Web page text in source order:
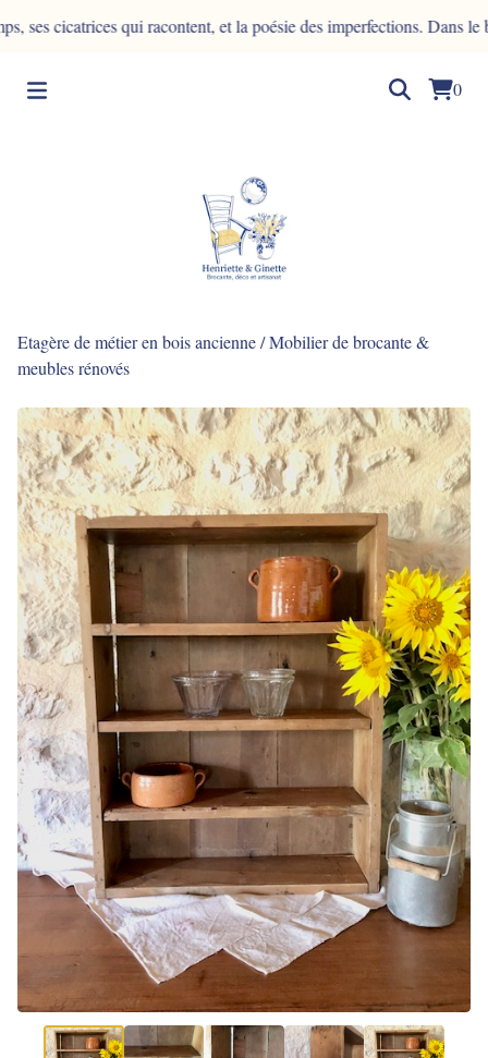
cicatrices qui racontent, et la poésie des imperfections. Dans le
0
Etagère de métier en bois ancienne/Mobilier de brocante &
meubles rénovés